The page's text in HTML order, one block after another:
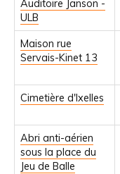
Auditoire Janson -
ULB
Maison rue
Servais-Kinet 13
Cimetière d'Ixelles
Abri anti-aérien
sous la place du
Jeu de Balle